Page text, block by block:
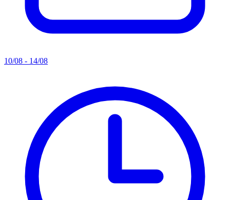
10/08 - 14/08